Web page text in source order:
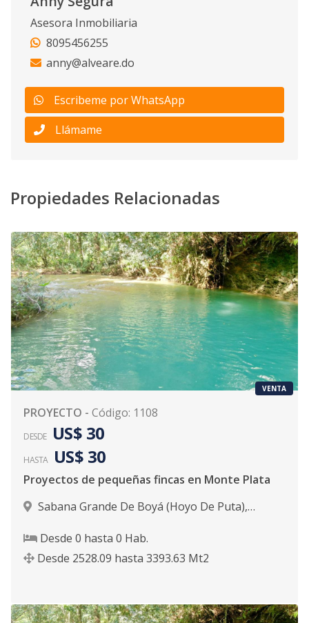
Asesora Inmobiliaria
8095456255
anny@alveare.do
Escribeme por WhatsApp
Llámame
Propiedades Relacionadas
VENTA
PROYECTO - Código: 1108
DESDE US$ 30
HASTA US$ 30
Proyectos de pequeñas fincas en Monte Plata
Sabana Grande De Boyá (Hoyo De Puta),
Desde 0 hasta 0 Hab.
Desde 2528.09 hasta 3393.63 Mt2